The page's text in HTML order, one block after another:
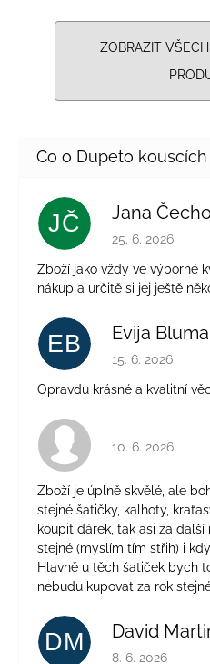
ZOBRAZIT
JČ Jana
Hodnocení
25. 6. 2026
Zboží jako vždy ve výborné
nákup a určitě si jej ještě
EB Evija Bluma
Hodnocení
15. 6. 2026
Opravdu krásné a kvalitní
Hodnocení
10. 6. 2026
Zboží je úplně skvělé, ale
stejné šatičky, kalhoty,
koupit dárek, tak asi za
stejné (myslím tím střih) i
Hlavně u těch šatiček bych
nebudu kupovat za rok
DM David
Hodnocení
8. 6. 2026